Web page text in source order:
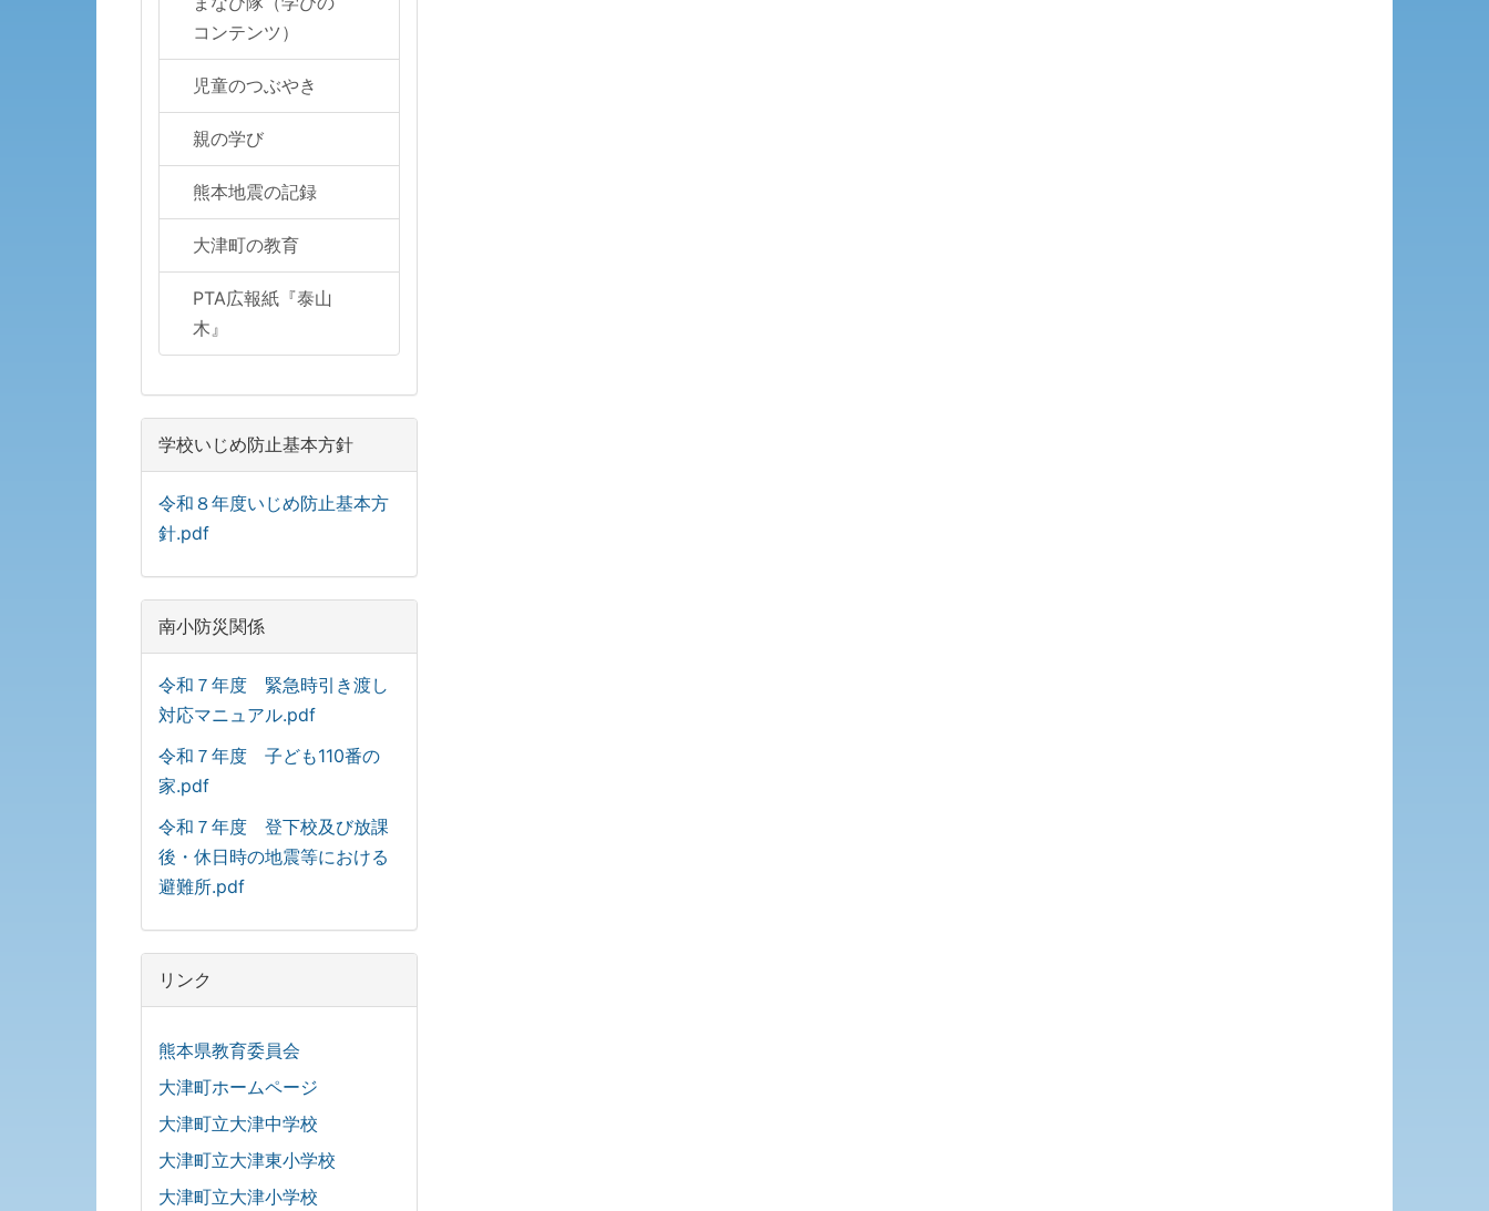
コンテンツ）
児童のつぶやき
親の学び
熊本地震の記録
大津町の教育
PTA広報紙『泰山
木』
学校いじめ防止基本方針
令和８年度いじめ防止基本方
針.pdf
南小防災関係
令和７年度 緊急時引き渡し
対応マニュアル.pdf
令和７年度 子ども110番の
家.pdf
令和７年度 登下校及び放課
後・休日時の地震等における
避難所.pdf
リンク
熊本県教育委員会
大津町ホームページ
大津町立大津中学校
大津町立大津東小学校
大津町立大津小学校